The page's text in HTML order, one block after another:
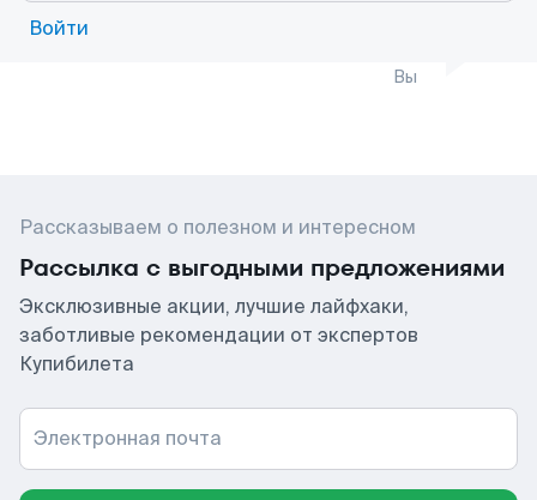
Войти
Вы
Рассказываем о полезном и интересном
Рассылка с выгодными предложениями
Эксклюзивные акции, лучшие лайфхаки,
заботливые рекомендации от экспертов
Купибилета
Электронная почта